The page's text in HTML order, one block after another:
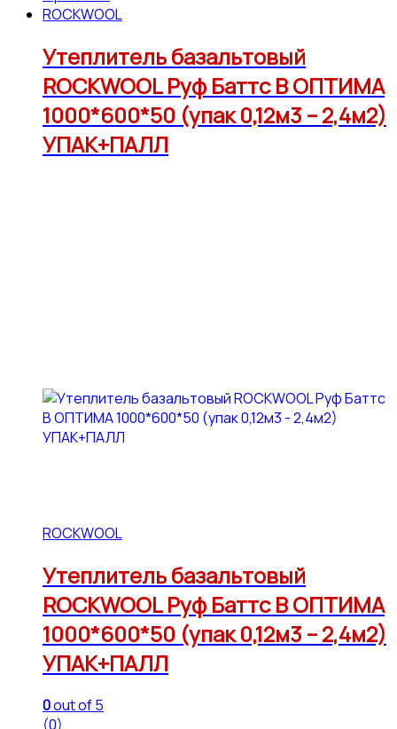
ROCKWOOL
Утеплитель базальтовый
ROCKWOOL Руф Баттс В ОПТИМА
1000*600*50 (упак 0,12м3 – 2,4м2)
УПАК+ПАЛЛ
ROCKWOOL
Утеплитель базальтовый
ROCKWOOL Руф Баттс В ОПТИМА
1000*600*50 (упак 0,12м3 – 2,4м2)
УПАК+ПАЛЛ
0out of 5
(0)